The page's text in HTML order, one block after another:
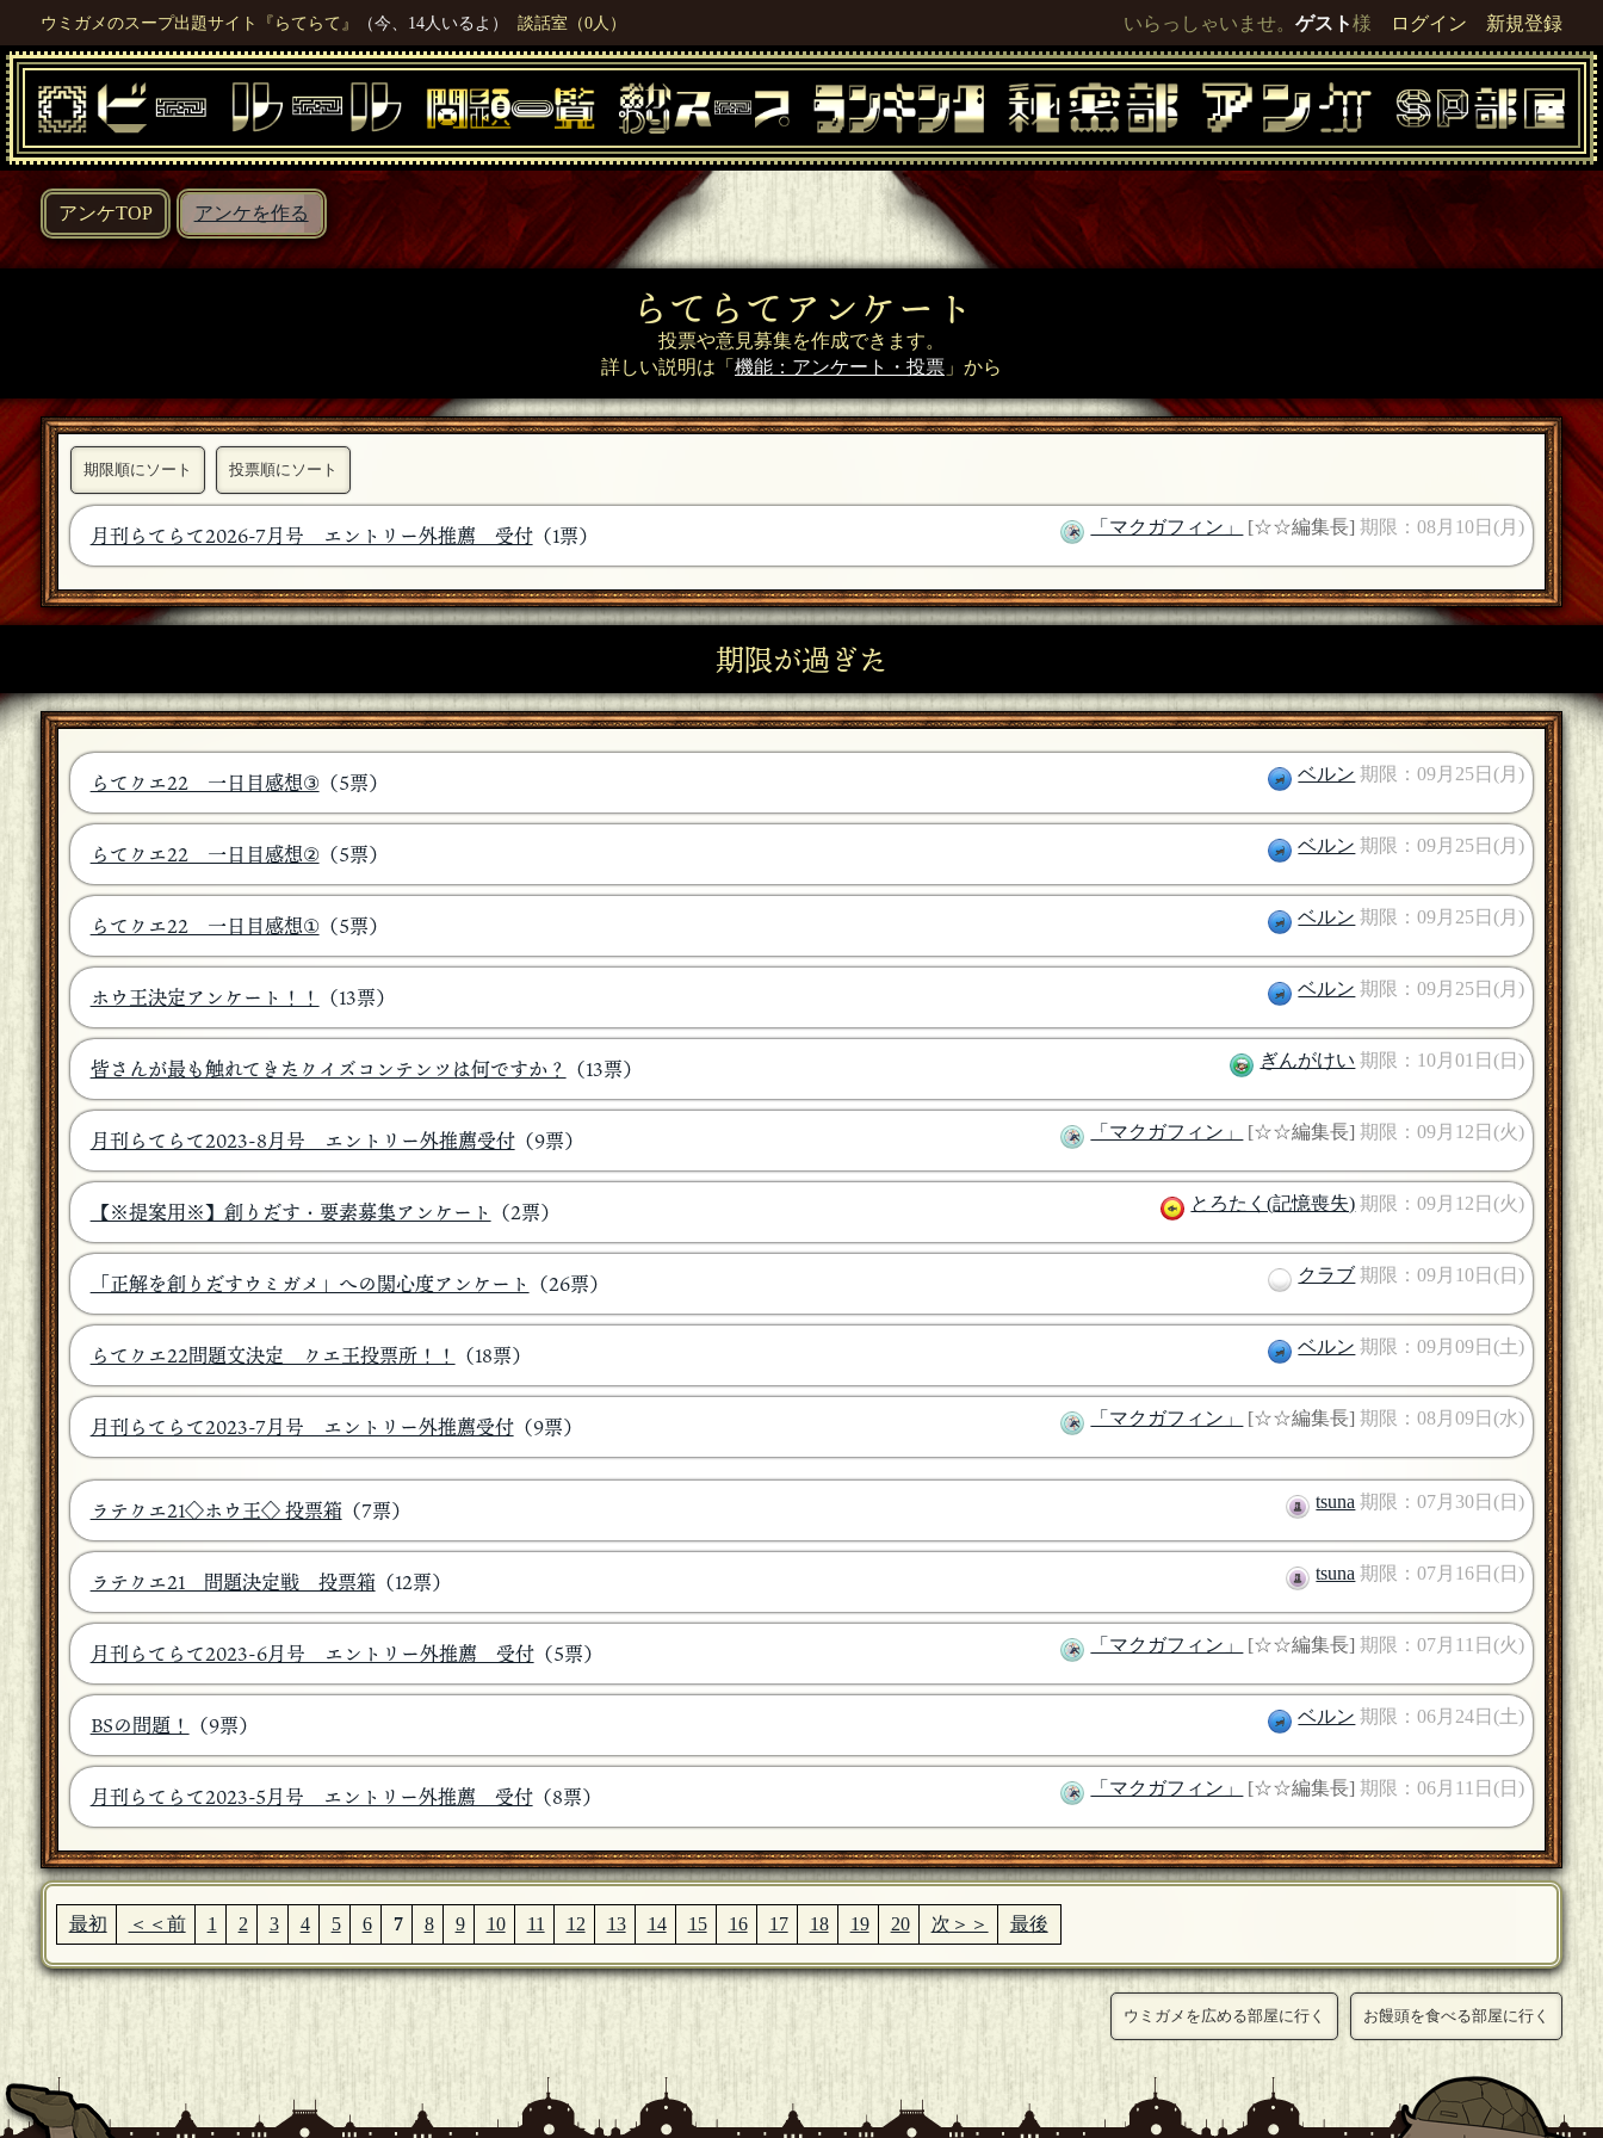
ウミガメのスープ出題サイト『らてらて』 （今、14人いるよ） 談話室（0人） いらっしゃいませ。ゲスト様 ログイン 新規登録
アンケTOP アンケを作る
らてらてアンケート
投票や意見募集を作成できます。
詳しい説明は「 機能：アンケート・投票 」から
期限順にソート 投票順にソート
月刊らてらて2026-7月号 エントリー外推薦 受付（1票） 「マクガフィン」 [☆☆編集長] 期限：08月10日(月)
期限が過ぎた
らてクエ22 一日目感想③（5票） ベルン 期限：09月25日(月)
らてクエ22 一日目感想②（5票） ベルン 期限：09月25日(月)
らてクエ22 一日目感想①（5票） ベルン 期限：09月25日(月)
ホウ王決定アンケート！！ （13票） ベルン 期限：09月25日(月)
皆さんが最も触れてきたクイズコンテンツは何ですか？ （13票） ぎんがけい 期限：10月01日(日)
月刊らてらて2023-8月号 エントリー外推薦受付（9票） 「マクガフィン」 [☆☆編集長] 期限：09月12日(火)
【※提案用※】創りだす・要素募集アンケート （2票） とろたく(記憶喪失) 期限：09月12日(火)
「正解を創りだすウミガメ」への関心度アンケート （26票） クラブ 期限：09月10日(日)
らてクエ22問題文決定 クエ王投票所！！ （18票） ベルン 期限：09月09日(土)
月刊らてらて2023-7月号 エントリー外推薦受付（9票） 「マクガフィン」 [☆☆編集長] 期限：08月09日(水)
ラテクエ21◇ホウ王◇ 投票箱 （7票） tsuna 期限：07月30日(日)
ラテクエ21 問題決定戦 投票箱 （12票） tsuna 期限：07月16日(日)
月刊らてらて2023-6月号 エントリー外推薦 受付（5票） 「マクガフィン」 [☆☆編集長] 期限：07月11日(火)
BSの問題！ （9票） ベルン 期限：06月24日(土)
月刊らてらて2023-5月号 エントリー外推薦 受付（8票） 「マクガフィン」 [☆☆編集長] 期限：06月11日(日)
最初 ＜＜前 1 2 3 4 5 6 7 8 9 10 11 12 13 14 15 16 17 18 19 20 次＞＞ 最後
ウミガメを広める部屋に行く お饅頭を食べる部屋に行く